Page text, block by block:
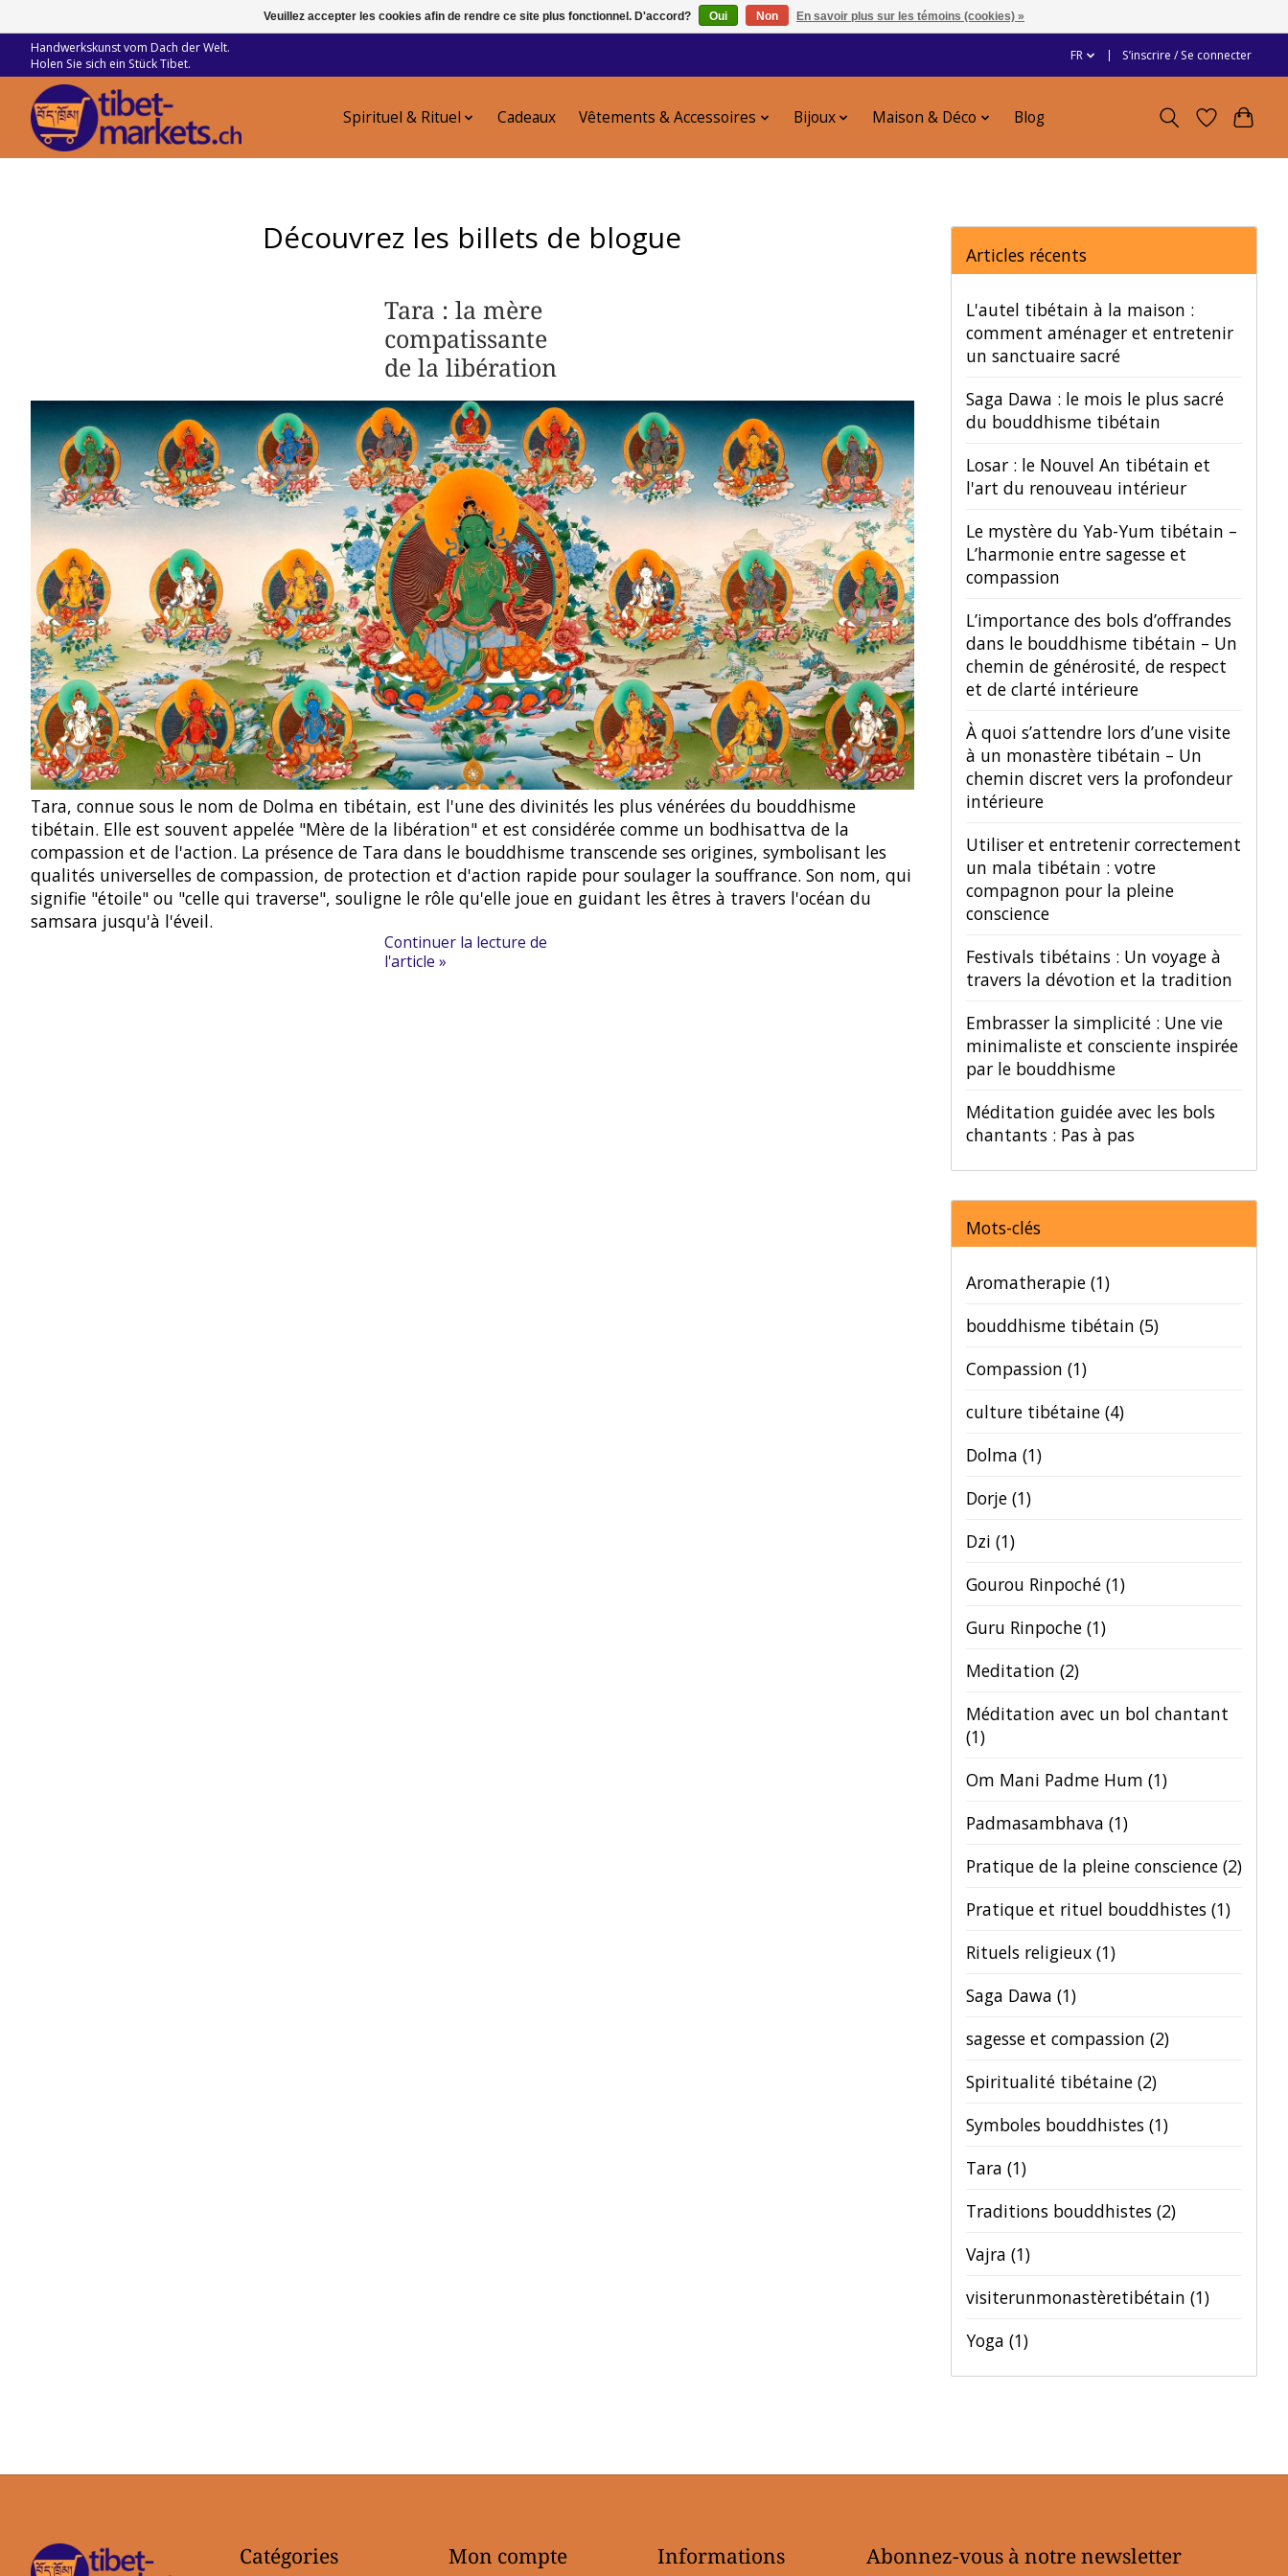
Handwerkskunst vom Dach der Welt.
Holen Sie sich ein Stück Tibet.
FR S’inscrire / Se connecter
Spirituel & Rituel Cadeaux Vêtements & Accessoires Bijoux Maison & Déco Blog
Découvrez les billets de blogue
Tara : la mère
compatissante
de la libération
Tara, connue sous le nom de Dolma en tibétain, est l'une des divinités les plus vénérées du bouddhisme
tibétain. Elle est souvent appelée "Mère de la libération" et est considérée comme un bodhisattva de la
compassion et de l'action. La présence de Tara dans le bouddhisme transcende ses origines, symbolisant les
qualités universelles de compassion, de protection et d'action rapide pour soulager la souffrance. Son nom, qui
signifie "étoile" ou "celle qui traverse", souligne le rôle qu'elle joue en guidant les êtres à travers l'océan du
samsara jusqu'à l'éveil.
Continuer la lecture de
l'article »
Articles récents
L'autel tibétain à la maison :
comment aménager et entretenir
un sanctuaire sacré
Saga Dawa : le mois le plus sacré
du bouddhisme tibétain
Losar : le Nouvel An tibétain et
l'art du renouveau intérieur
Le mystère du Yab-Yum tibétain –
L’harmonie entre sagesse et
compassion
L’importance des bols d’offrandes
dans le bouddhisme tibétain – Un
chemin de générosité, de respect
et de clarté intérieure
À quoi s’attendre lors d’une visite
à un monastère tibétain – Un
chemin discret vers la profondeur
intérieure
Utiliser et entretenir correctement
un mala tibétain : votre
compagnon pour la pleine
conscience
Festivals tibétains : Un voyage à
travers la dévotion et la tradition
Embrasser la simplicité : Une vie
minimaliste et consciente inspirée
par le bouddhisme
Méditation guidée avec les bols
chantants : Pas à pas
Mots-clés
Aromatherapie (1)
bouddhisme tibétain (5)
Compassion (1)
culture tibétaine (4)
Dolma (1)
Dorje (1)
Dzi (1)
Gourou Rinpoché (1)
Guru Rinpoche (1)
Meditation (2)
Méditation avec un bol chantant
(1)
Om Mani Padme Hum (1)
Padmasambhava (1)
Pratique de la pleine conscience (2)
Pratique et rituel bouddhistes (1)
Rituels religieux (1)
Saga Dawa (1)
sagesse et compassion (2)
Spiritualité tibétaine (2)
Symboles bouddhistes (1)
Tara (1)
Traditions bouddhistes (2)
Vajra (1)
visiterunmonastèretibétain (1)
Yoga (1)
Catégories Mon compte Informations Abonnez-vous à notre newsletter
Veuillez accepter les cookies afin de rendre ce site plus fonctionnel. D'accord? Oui Non En savoir plus sur les témoins (cookies) »